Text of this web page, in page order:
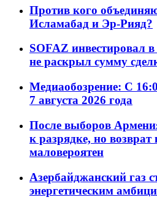
Против кого
Исламабад и Эр-Рияд?
SOFAZ инвестировал
не раскрыл сумму
Медиаобозрение: С
7 августа 2026 года
После выборов
к разрядке, но
маловероятен
Азербайджанский газ
энергетическим